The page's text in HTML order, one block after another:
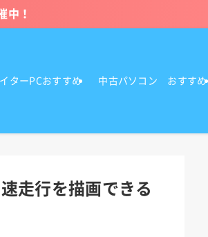
中！
ターPCおすすめ 中古パソコン おすすめ
走行を描画できる